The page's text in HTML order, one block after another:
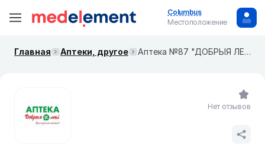
Columbus
Местоположение
Главная Аптеки, другое Аптека №87 "ДОБРЫЯ ЛЕКИ"
Нет отзывов